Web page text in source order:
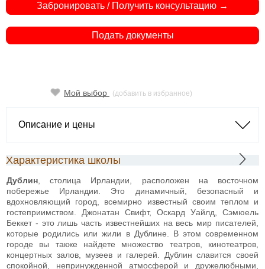
Забронировать / Получить консультацию →
Подать документы
Мой выбор (добавить в избранное)
Описание и цены
Характеристика школы
Дублин , столица Ирландии, расположен на восточном
побережье Ирландии. Это динамичный, безопасный и
вдохновляющий город, всемирно известный своим теплом и
гостеприимством. Джонатан Свифт, Оскард Уайлд, Сэмюель
Беккет - это лишь часть известнейших на весь мир писателей,
которые родились или жили в Дублине. В этом современном
городе вы также найдете множество театров, кинотеатров,
концертных залов, музеев и галерей. Дублин славится своей
спокойной, непринужденной атмосферой и дружелюбными,